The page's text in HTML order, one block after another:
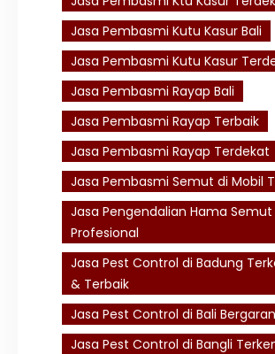
Jasa Pembasmi Kutu Kasur Bali
Jasa Pembasmi Kutu Kasur
Jasa Pembasmi Rayap Bali
Jasa Pembasmi Rayap Terbaik
Jasa Pembasmi Rayap Terdekat
Jasa Pembasmi Semut di Mobil
Jasa Pengendalian Hama Semut
Profesional
Jasa Pest Control di Badung
& Terbaik
Jasa Pest Control di Bali
Jasa Pest Control di Bangli